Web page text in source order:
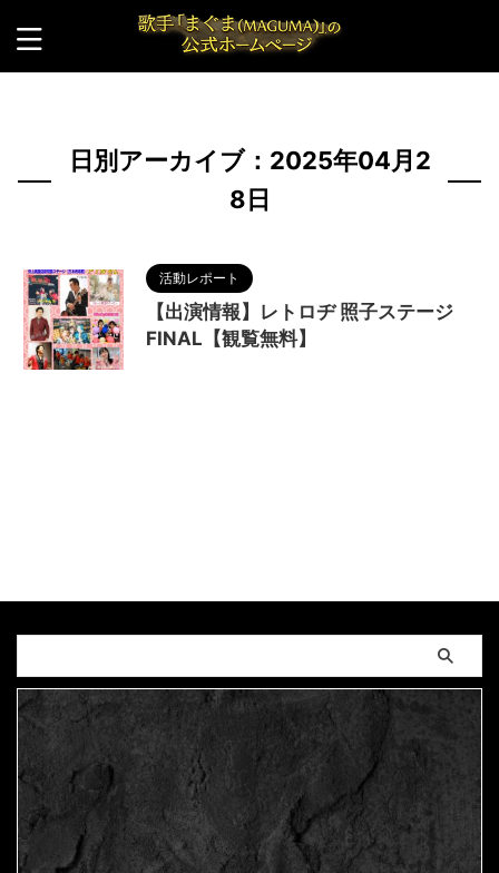
日別アーカイブ：2025年04月2
8日
活動レポート
【出演情報】レトロヂ 照子ステージ
FINAL【観覧無料】